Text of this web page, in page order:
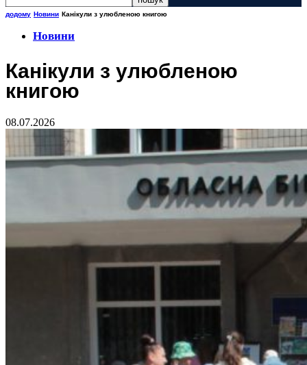
додому Новини Канікули з улюбленою книгою
Новини
Канікули з улюбленою
книгою
08.07.2026